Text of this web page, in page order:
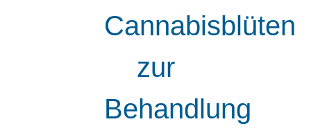
Cannabisblüten
zur
Behandlung